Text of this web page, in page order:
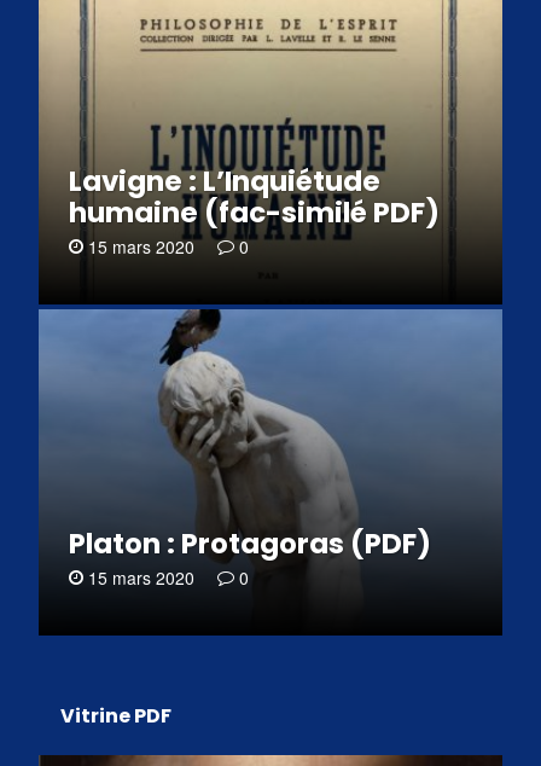
Lavigne : L’Inquiétude
humaine (fac-similé PDF)
15 mars 2020 0
Platon : Protagoras (PDF)
15 mars 2020 0
Vitrine PDF